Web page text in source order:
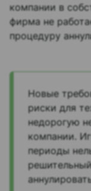
компании в
фирма не
процедуру
Новые
риски для
недорогую
компании.
периоды